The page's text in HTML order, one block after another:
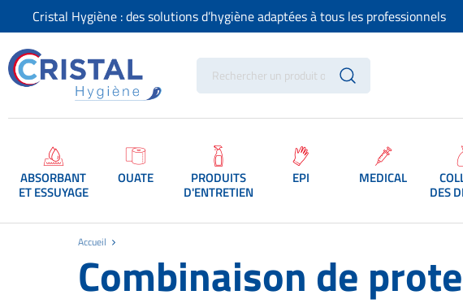
Cristal Hygiène : des solutions d’hygiène adaptées à tous les professionnels
ABSORBANT
ET ESSUYAGE
OUATE PRODUITS
D'ENTRETIEN
EPI MEDICAL
DES
Accueil
Combinaison de